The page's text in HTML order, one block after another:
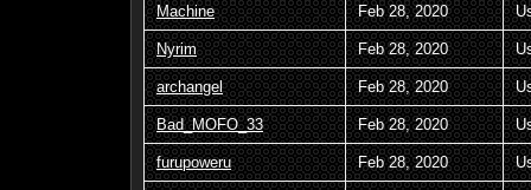
Machine Feb 28, 2020
Nyrim Feb 28, 2020
archangel Feb 28, 2020
Bad_MOFO_33 Feb 28, 2020
furupoweru Feb 28, 2020